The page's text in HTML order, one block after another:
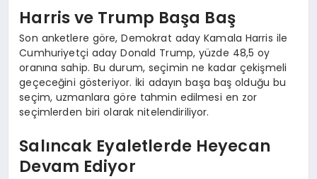
Harris ve Trump Başa Baş
Son anketlere göre, Demokrat aday Kamala Harris ile
Cumhuriyetçi aday Donald Trump, yüzde 48,5 oy
oranına sahip. Bu durum, seçimin ne kadar çekişmeli
geçeceğini gösteriyor. İki adayın başa baş olduğu bu
seçim, uzmanlara göre tahmin edilmesi en zor
seçimlerden biri olarak nitelendiriliyor.
Salıncak Eyaletlerde Heyecan
Devam Ediyor